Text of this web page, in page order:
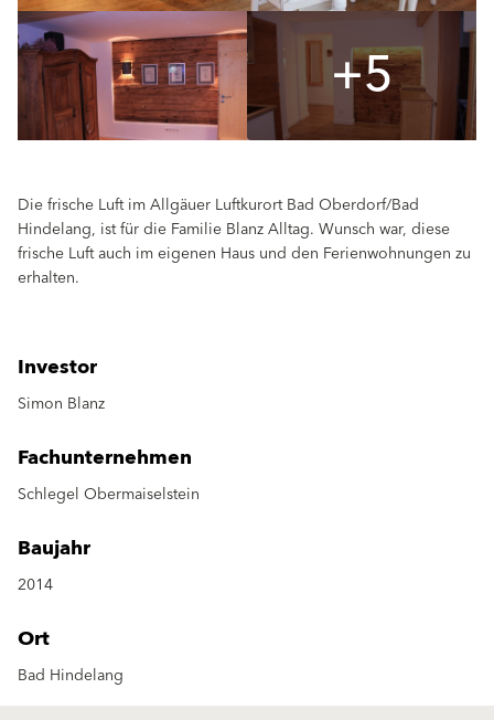
+5
Die frische Luft im Allgäuer Luftkurort Bad Oberdorf/Bad
Hindelang, ist für die Familie Blanz Alltag. Wunsch war, diese
frische Luft auch im eigenen Haus und den Ferienwohnungen zu
erhalten.
Investor
Simon Blanz
Fachunternehmen
Schlegel Obermaiselstein
Baujahr
2014
Ort
Bad Hindelang